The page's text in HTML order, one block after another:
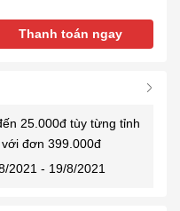
Thanh toán ngay
25.000đ tùy từng tỉnh
đơn 399.000đ
2021 - 19/8/2021